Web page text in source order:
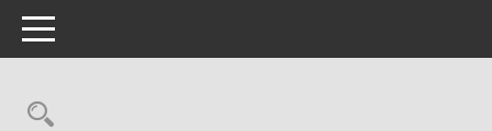
Toggle navigation